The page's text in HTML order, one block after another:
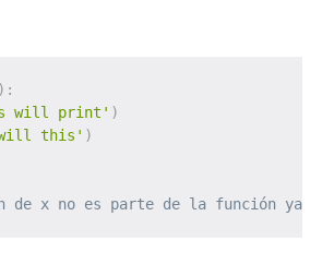
) :
will print' )
this' )
de x no es parte de la función ya